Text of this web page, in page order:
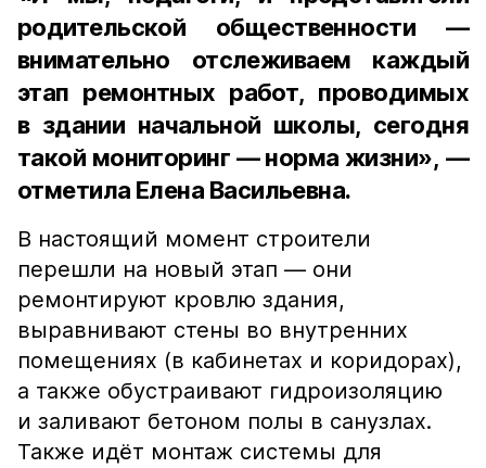
родительской общественности —
внимательно отслеживаем каждый
этап ремонтных работ, проводимых
в здании начальной школы, сегодня
такой мониторинг — норма жизни», —
отметила Елена Васильевна.
В настоящий момент строители
перешли на новый этап — они
ремонтируют кровлю здания,
выравнивают стены во внутренних
помещениях (в кабинетах и коридорах),
а также обустраивают гидроизоляцию
и заливают бетоном полы в санузлах.
Также идёт монтаж системы для